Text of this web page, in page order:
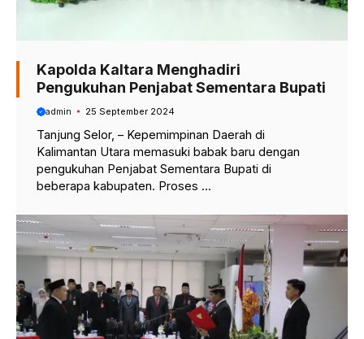
Kapolda Kaltara Menghadiri
Pengukuhan Penjabat Sementara Bupati
admin 25 September 2024
Tanjung Selor, – Kepemimpinan Daerah di
Kalimantan Utara memasuki babak baru dengan
pengukuhan Penjabat Sementara Bupati di
beberapa kabupaten. Proses ...